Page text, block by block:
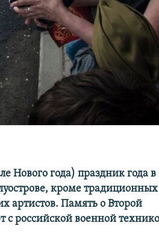
Нового года) праздник года в
кроме традиционных
артистов. Память о Второй
с российской военной